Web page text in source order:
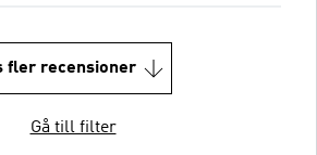
fler recensioner
Gå till filter